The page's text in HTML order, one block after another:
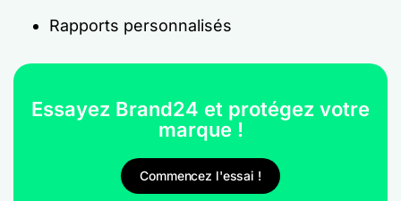
Rapports personnalisés
Essayez Brand24 et protégez votre
marque !
Commencez l'essai !